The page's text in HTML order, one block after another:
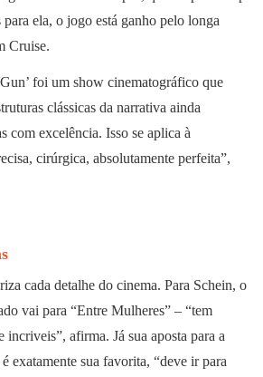
ela, o jogo está ganho pelo longa
Cruise.
foi um show cinematográfico que
clássicas da narrativa ainda
com excelência. Isso se aplica à
cirúrgica, absolutamente perfeita”,
cada detalhe do cinema. Para Schein, o
vai para “Entre Mulheres” – “tem
incriveis”, afirma. Já sua aposta para a
exatamente sua favorita, “deve ir para